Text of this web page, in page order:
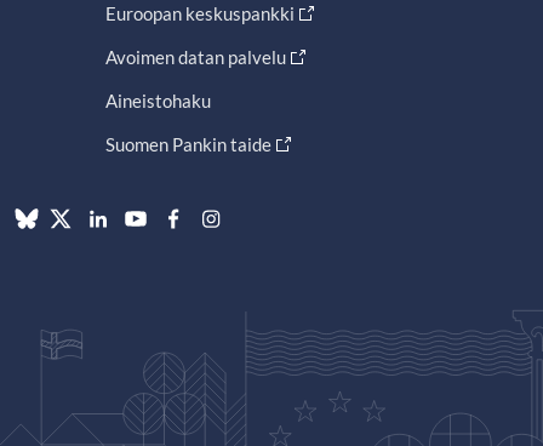
Euroopan keskuspankki
Avoimen datan palvelu
Aineistohaku
Suomen Pankin taide